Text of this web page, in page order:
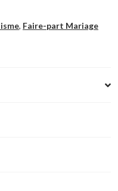
, Faire-part Mariage